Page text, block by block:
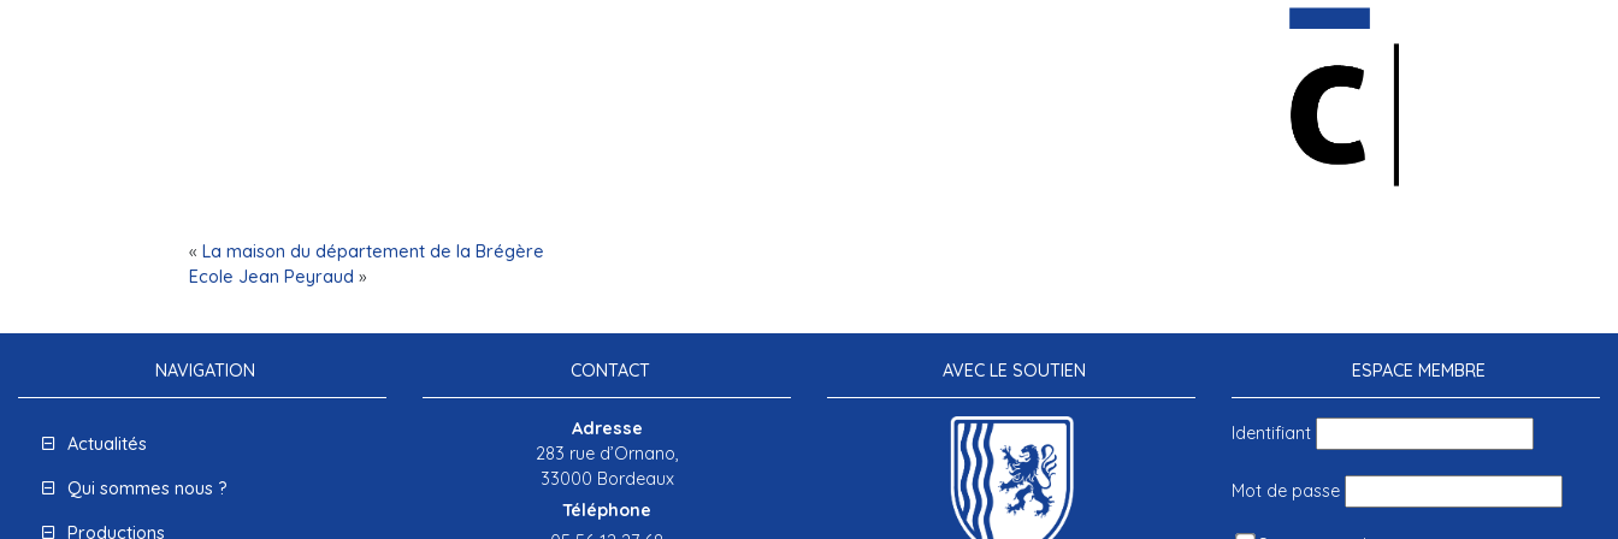
« La maison du département de la Brégère
Ecole Jean Peyraud »
NAVIGATION
Actualités
Qui sommes nous ?
Productions
CONTACT
Adresse
283 rue d’Ornano,
33000 Bordeaux
Téléphone
AVEC LE SOUTIEN ESPACE MEMBRE
Identifiant
Mot de passe